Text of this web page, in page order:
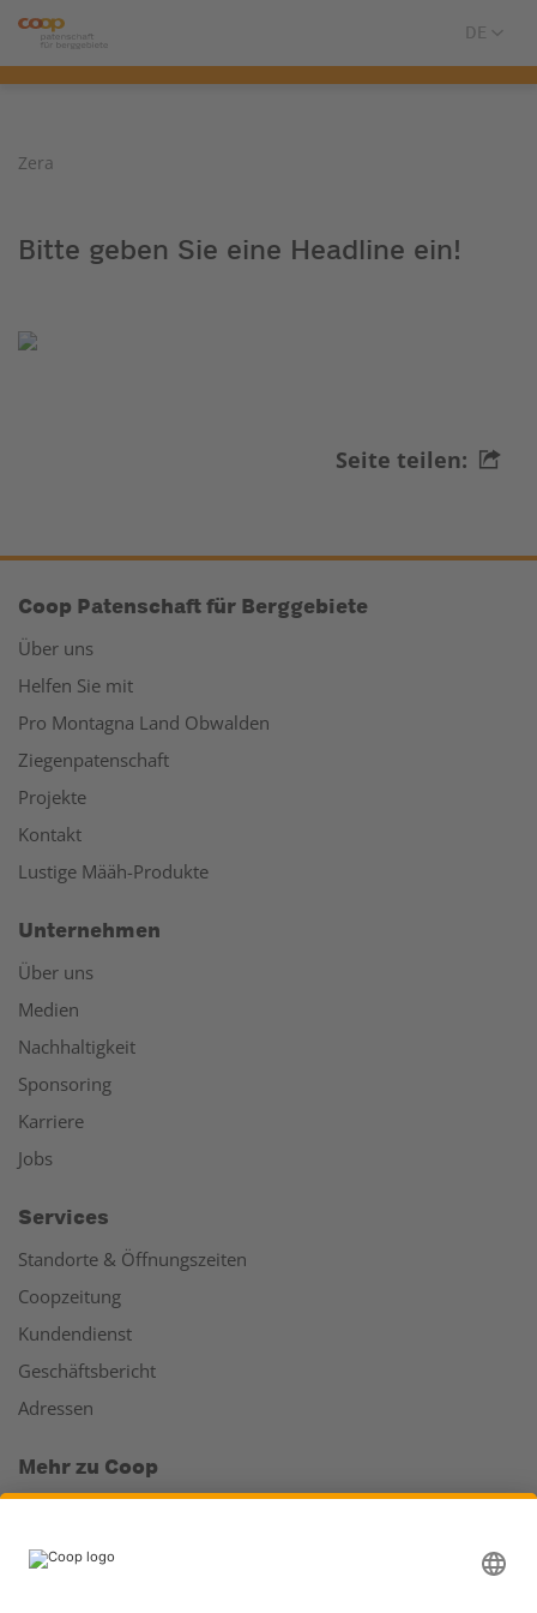
Zera
Bitte geben Sie eine Headline ein!
Seite teilen:
Coop Patenschaft für Berggebiete
Über uns
Helfen Sie mit
Pro Montagna Land Obwalden
Ziegenpatenschaft
Projekte
Kontakt
Lustige Määh-Produkte
Unternehmen
Über uns
Medien
Nachhaltigkeit
Sponsoring
Karriere
Jobs
Services
Standorte & Öffnungszeiten
Coopzeitung
Kundendienst
Geschäftsbericht
Adressen
Mehr zu Coop
Läden & Services